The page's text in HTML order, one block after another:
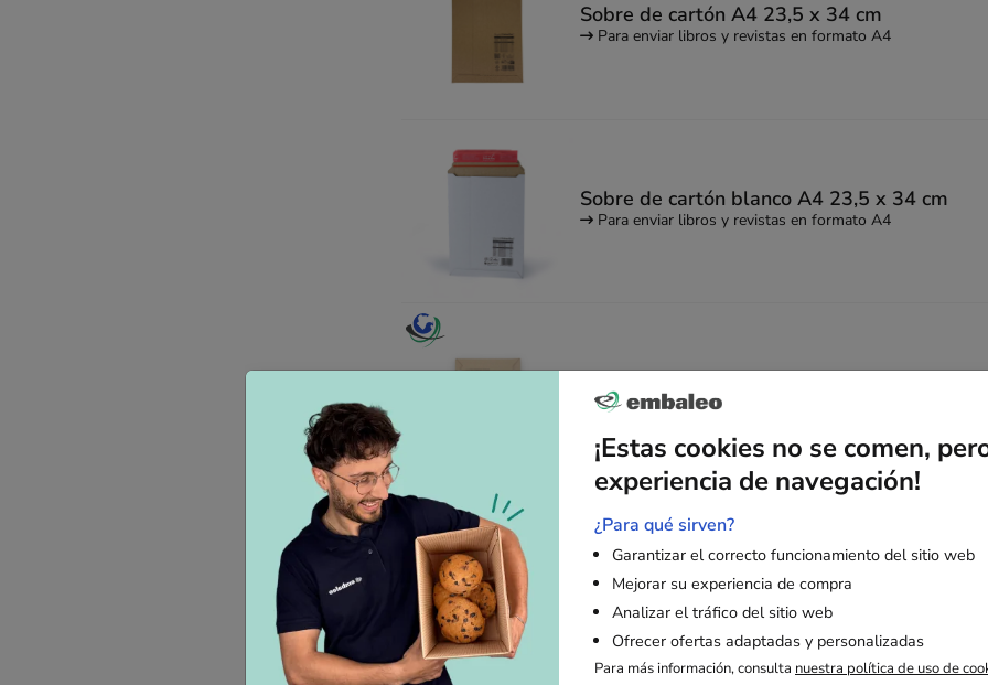
Sobre de cartón A4 23,5 x 34 cm
Para enviar libros y revistas en formato A4
Sobre de cartón blanco A4 23,5 x 34 cm
Para enviar libros y revistas en formato A4
Perfecto para enviar documentos de forma segura
Sobre de cartón B4 25 x 36 cm
Ideal para el envío de libros y tebeos
¡Estas cookies no se comen,
experiencia de navegación!
¿Para qué sirven?
Garantizar el correcto funcionamiento del sitio web
Mejorar su experiencia de compra
Analizar el tráfico del sitio web
Ofrecer ofertas adaptadas y personalizadas
Para más información, consulta nuestra política de uso de